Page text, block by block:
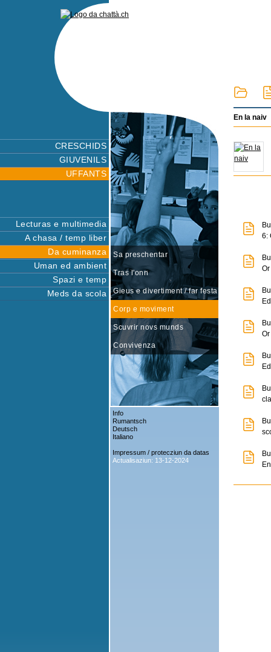
CRESCHIDS
GIUVENILS
UFFANTS
Lecturas e multimedia
A chasa / temp liber
Da cuminanza
Sa preschentar
Tras l'onn
Gieus e divertiment / far festa
Corp e moviment
Scuvrir novs munds
Convivenza
Uman ed ambient
Spazi e temp
Meds da scola
Info
Rumantsch
Deutsch
Italiano
Impressum / protecziun da datas
Actualisaziun: 13-12-2024
En la naiv
6: